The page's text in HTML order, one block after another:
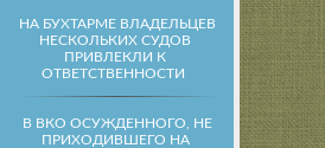
НА БУХТАРМЕ ВЛАДЕЛЬЦЕВ
НЕСКОЛЬКИХ СУДОВ
ПРИВЛЕКЛИ К
ОТВЕТСТВЕННОСТИ
В ВКО ОСУЖДЕННОГО, НЕ
ПРИХОДИВШЕГО НА